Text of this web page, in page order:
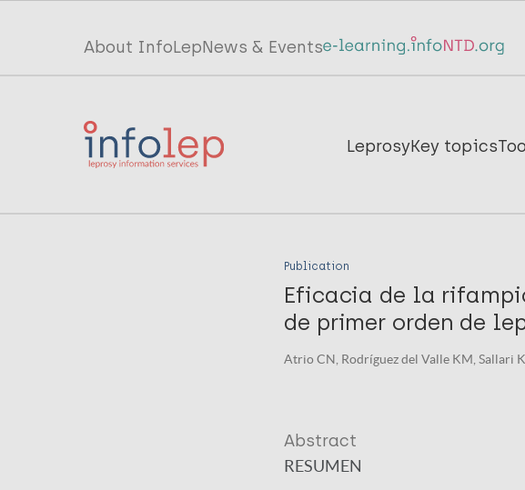
Top
menu
InfoLep
About InfoLepNews & Events
Main
InfoLep
LeprosyKey topics
Publication
Eficacia de la
de primer orden de
Atrio CN, Rodríguez del Valle KM, Sallari
Abstract
RESUMEN